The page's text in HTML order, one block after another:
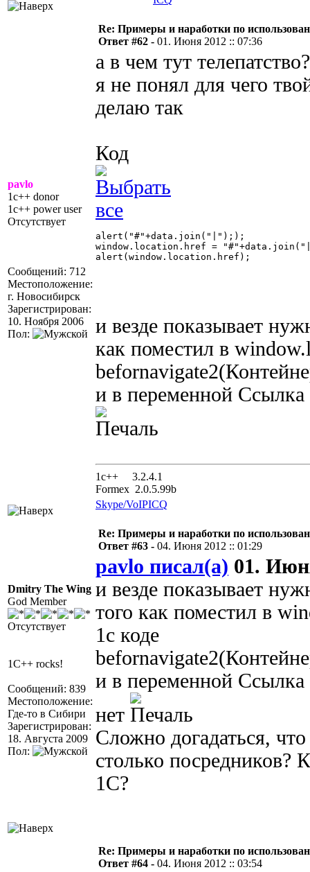
pavlo
1c++ donor
1c++ power user
Отсутствует
Сообщений: 712
Местоположение:
г. Новосибирск
Зарегистрирован:
10. Ноября 2006
Пол:
Re: Примеры и наработки по
Ответ #62 - 01. Июня 2012 :: 07:36
а в чем тут телепатство?
я не понял для чего
делаю так
Код
alert("#"+data.join("|"););
window.location.href =
alert(window.location.href);
и везде показывает
как поместил в
и в переменной Ссылка
1с++ 3.2.4.1
Formex 2.0.5.99b
Skype/VoIPICQ
Dmitry The Wing
God Member
Отсутствует
1C++ rocks!
Сообщений: 839
Местоположение:
Где-то в Сибири
Зарегистрирован:
18. Августа 2009
Пол:
Re: Примеры и наработки по
Ответ #63 - 04. Июня 2012 :: 01:29
pavlo писал(а) 01.
и везде показывает
того как поместил в
1с коде
и в переменной Ссылка
нет
Сложно догадаться,
столько посредников?
1С?
Re: Примеры и наработки по
Ответ #64 - 04. Июня 2012 :: 03:54